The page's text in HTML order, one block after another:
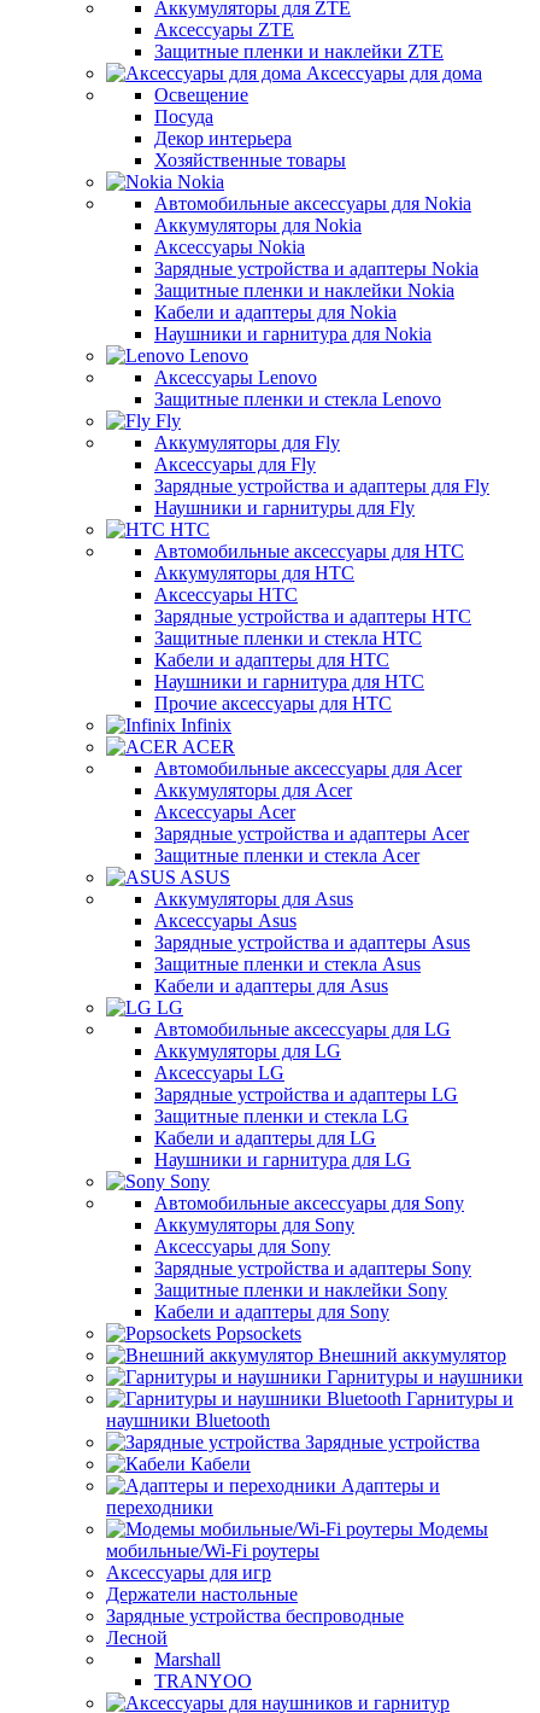
Аккумуляторы для ZTE
Аксессуары ZTE
Защитные пленки и наклейки ZTE
Аксессуары для дома
Освещение
Посуда
Декор интерьера
Хозяйственные товары
Nokia
Автомобильные аксессуары для Nokia
Аккумуляторы для Nokia
Аксессуары Nokia
Зарядные устройства и адаптеры Nokia
Защитные пленки и наклейки Nokia
Кабели и адаптеры для Nokia
Наушники и гарнитура для Nokia
Lenovo
Аксессуары Lenovo
Защитные пленки и стекла Lenovo
Fly
Аккумуляторы для Fly
Аксессуары для Fly
Зарядные устройства и адаптеры для Fly
Наушники и гарнитуры для Fly
HTC
Автомобильные аксессуары для HTC
Аккумуляторы для HTC
Аксессуары HTC
Зарядные устройства и адаптеры HTC
Защитные пленки и стекла HTC
Кабели и адаптеры для HTC
Наушники и гарнитура для HTC
Прочие аксессуары для HTC
Infinix
ACER
Автомобильные аксессуары для Acer
Аккумуляторы для Acer
Аксессуары Acer
Зарядные устройства и адаптеры Acer
Защитные пленки и стекла Acer
ASUS
Аккумуляторы для Asus
Аксессуары Asus
Зарядные устройства и адаптеры Asus
Защитные пленки и стекла Asus
Кабели и адаптеры для Asus
LG
Автомобильные аксессуары для LG
Аккумуляторы для LG
Аксессуары LG
Зарядные устройства и адаптеры LG
Защитные пленки и стекла LG
Кабели и адаптеры для LG
Наушники и гарнитура для LG
Sony
Автомобильные аксессуары для Sony
Аккумуляторы для Sony
Аксессуары для Sony
Зарядные устройства и адаптеры Sony
Защитные пленки и наклейки Sony
Кабели и адаптеры для Sony
Popsockets
Внешний аккумулятор
Гарнитуры и наушники
Гарнитуры и
наушники Bluetooth
Зарядные устройства
Кабели
Адаптеры и
переходники
Модемы
мобильные/Wi-Fi роутеры
Аксессуары для игр
Держатели настольные
Зарядные устройства беспроводные
Лесной
Marshall
TRANYOO